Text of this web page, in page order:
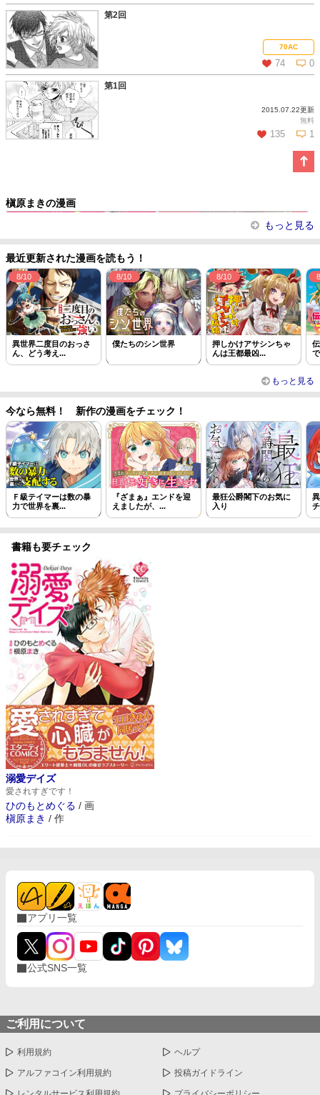
この話を読む コメントを見る
第2回
70AC
74 0
この話を読む コメントを見る
第1回
2015.07.22更新
無料
135 1
槇原まきの漫画
もっと見る
最近更新された漫画を読もう！
8/10
異世界二度目のおっさ
ん、どう考え...
8/10
僕たちのシン世界
8/10
押しかけアサシンちゃ
んは王都最凶...
もっと見る
今なら無料！ 新作の漫画をチェック！
Ｆ級テイマーは数の暴
力で世界を裏...
『ざまぁ』エンドを迎
えましたが、...
最狂公爵閣下のお気に
入り
書籍も要チェック
愛されすぎです！
溺愛デイズ
ひのもとめぐる / 画
槇原まき / 作
アプリ一覧
公式SNS一覧
ご利用について
利用規約 ヘルプ
アルファコイン利用規約 投稿ガイドライン